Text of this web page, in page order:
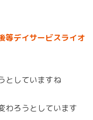
等デイサービスライオ
としていますね
わろうとしています